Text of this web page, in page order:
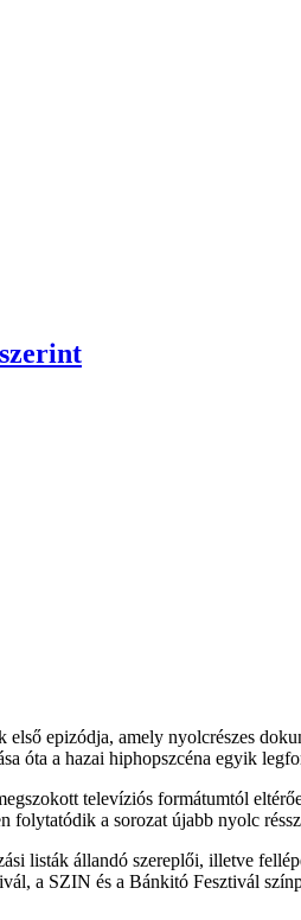
első epizódja, amely nyolcrészes
óta a hazai hiphopszcéna egyik
televíziós formátumtól
folytatódik a sorozat újabb nyolc
listák állandó szereplői, illetve
a SZIN és a Bánkitó Fesztivál